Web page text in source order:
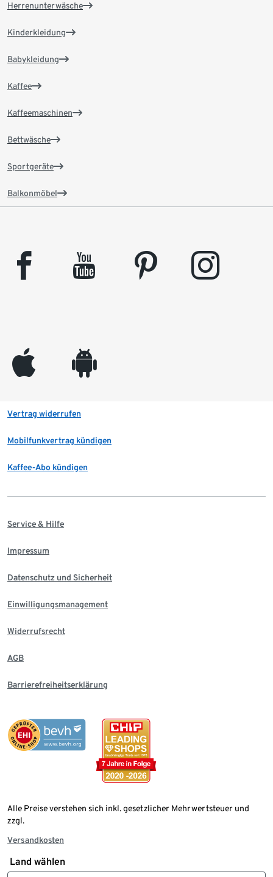
Herrenunterwäsche
Kinderkleidung
Babykleidung
Kaffee
Kaffeemaschinen
Bettwäsche
Sportgeräte
Balkonmöbel
facebook youtube pinterest instagram
appleinc android
Vertrag widerrufen
Mobilfunkvertrag kündigen
Kaffee-Abo kündigen
Service & Hilfe
Impressum
Datenschutz und Sicherheit
Einwilligungsmanagement
Widerrufsrecht
AGB
Barrierefreiheitserklärung
Alle Preise verstehen sich inkl. gesetzlicher Mehrwertsteuer und
zzgl.
Versandkosten
Land wählen